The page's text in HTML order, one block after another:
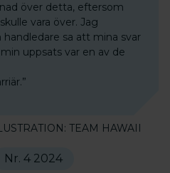
över detta, eftersom
vara över. Jag
sa att mina svar
uppsats var en av de
TEAM HAWAII
Nr. 4 2024